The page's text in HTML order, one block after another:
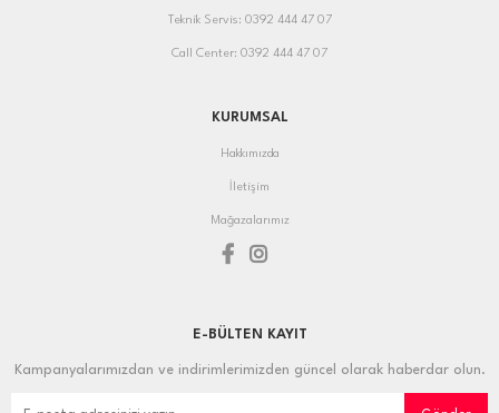
Teknik Servis: 0392 444 47 07
Call Center: 0392 444 47 07
KURUMSAL
Hakkımızda
İletişim
Mağazalarımız
E-BÜLTEN KAYIT
Kampanyalarımızdan ve indirimlerimizden güncel olarak haberdar olun.